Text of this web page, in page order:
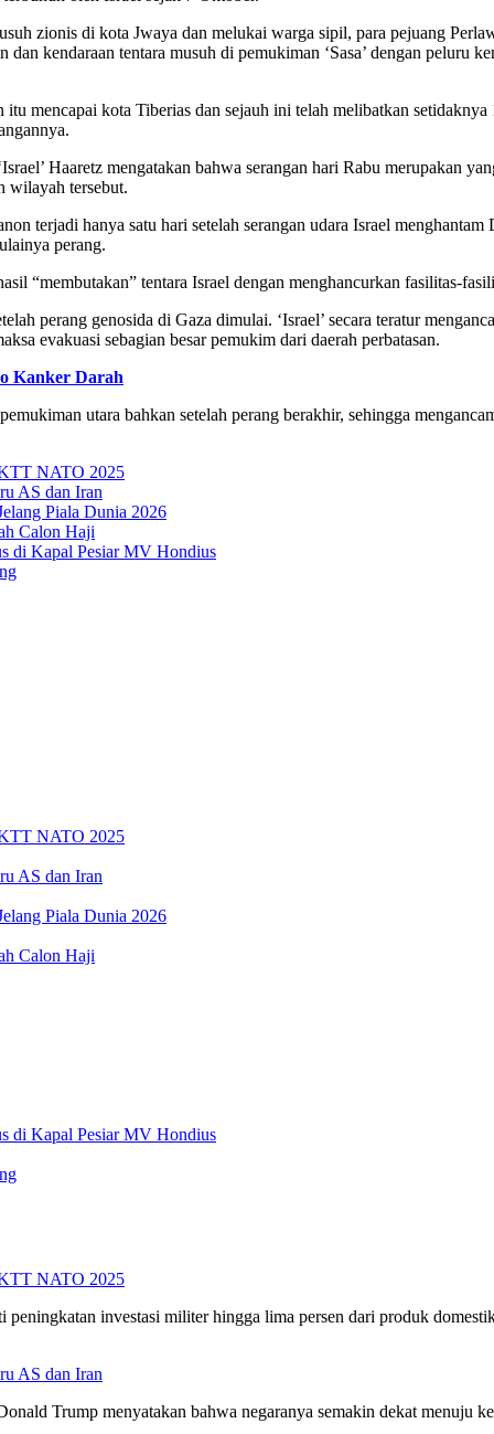
zionis di kota Jwaya dan melukai warga sipil, para pejuang
kendaraan tentara musuh di pemukiman ‘Sasa’ dengan peluru
mencapai kota Tiberias dan sejauh ini telah melibatkan
Haaretz mengatakan bahwa serangan hari Rabu merupakan
wilayah tersebut.
terjadi hanya satu hari setelah serangan udara Israel
perang.
“membutakan” tentara Israel dengan menghancurkan fasilitas-
perang genosida di Gaza dimulai. ‘Israel’ secara teratur
evakuasi sebagian besar pemukim dari daerah perbatasan.
Kanker Darah
utara bahkan setelah perang berakhir, sehingga
NATO 2025
AS dan Iran
Piala Dunia 2026
Calon Haji
di Kapal Pesiar MV Hondius
NATO 2025
AS dan Iran
Piala Dunia 2026
Calon Haji
di Kapal Pesiar MV Hondius
NATO 2025
investasi militer hingga lima persen dari produk
AS dan Iran
Trump menyatakan bahwa negaranya semakin dekat menuju